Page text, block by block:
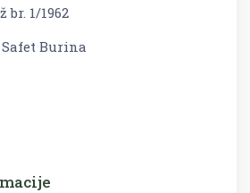
br. 1/1962
Burina